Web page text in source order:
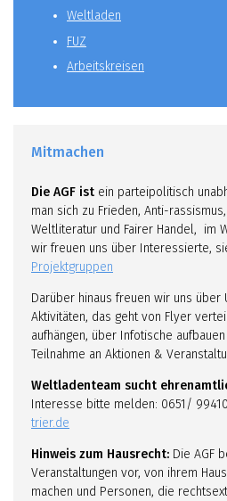
Weltladen
FUZ
Arbeitskreisen
Mitmachen
Die AGF ist ein parteipolitisch
man sich zu Frieden, Anti-
Weltliteratur und Fairer Handel, im
wir freuen uns über Interessierte,
Projektgruppen
Darüber hinaus freuen wir uns über
Aktivitäten, das geht von Flyer
aufhängen, über Infotische
Teilnahme an Aktionen &
Weltladenteam sucht
Interesse bitte melden: 0651/
trier.de
Hinweis zum Hausrecht: Die AGF
Veranstaltungen vor, von ihrem
machen und Personen, die